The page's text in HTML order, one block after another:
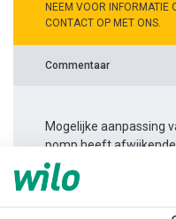
NEEM VOOR INFORMATIE
CONTACT OP MET ONS.
Commentaar
Mogelijke aanpassing
pomp heeft
Productinformatie